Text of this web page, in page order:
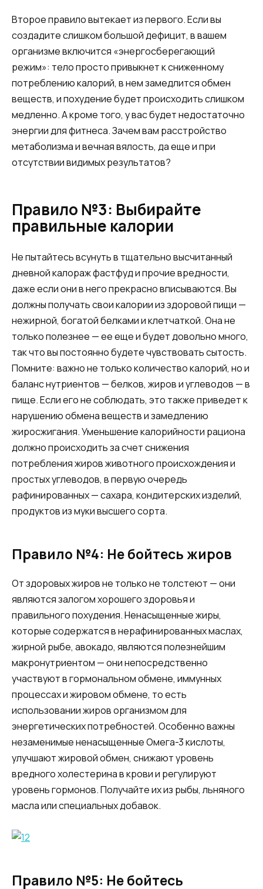
Второе правило вытекает из первого. Если вы
создадите слишком большой дефицит, в вашем
организме включится «энергосберегающий
режим»: тело просто привыкнет к сниженному
потреблению калорий, в нем замедлится обмен
веществ, и похудение будет происходить слишком
медленно. А кроме того, у вас будет недостаточно
энергии для фитнеса. Зачем вам расстройство
метаболизма и вечная вялость, да еще и при
отсутствии видимых результатов?
Правило №3: Выбирайте
правильные калории
Не пытайтесь всунуть в тщательно высчитанный
дневной калораж фастфуд и прочие вредности,
даже если они в него прекрасно вписываются. Вы
должны получать свои калории из здоровой пищи —
нежирной, богатой белками и клетчаткой. Она не
только полезнее — ее еще и будет довольно много,
так что вы постоянно будете чувствовать сытость.
Помните: важно не только количество калорий, но и
баланс нутриентов — белков, жиров и углеводов — в
пище. Если его не соблюдать, это также приведет к
нарушению обмена веществ и замедлению
жиросжигания. Уменьшение калорийности рациона
должно происходить за счет снижения
потребления жиров животного происхождения и
простых углеводов, в первую очередь
рафинированных — сахара, кондитерских изделий,
продуктов из муки высшего сорта.
Правило №4: Не бойтесь жиров
От здоровых жиров не только не толстеют — они
являются залогом хорошего здоровья и
правильного похудения. Ненасыщенные жиры,
которые содержатся в нерафинированных маслах,
жирной рыбе, авокадо, являются полезнейшим
макронутриентом — они непосредственно
участвуют в гормональном обмене, иммунных
процессах и жировом обмене, то есть
использовании жиров организмом для
энергетических потребностей. Особенно важны
незаменимые ненасыщенные Омега-3 кислоты,
улучшают жировой обмен, снижают уровень
вредного холестерина в крови и регулируют
уровень гормонов. Получайте их из рыбы, льняного
масла или специальных добавок.
Правило №5: Не бойтесь